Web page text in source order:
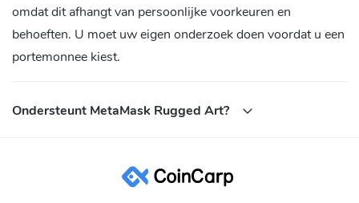
omdat dit afhangt van persoonlijke voorkeuren en
behoeften. U moet uw eigen onderzoek doen voordat u een
portemonnee kiest.
Ondersteunt MetaMask Rugged Art?